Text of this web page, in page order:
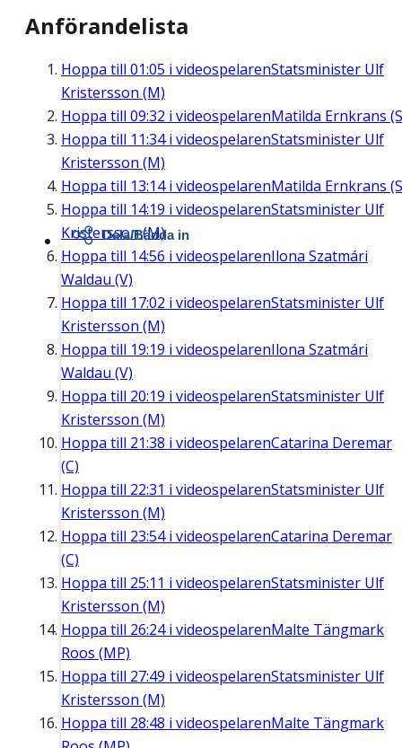
Anförandelista
Hoppa till 01:05 i videospelarenStatsminister Ulf
Kristersson (M)
Hoppa till 09:32 i videospelarenMatilda Ernkrans
Hoppa till 11:34i videospelarenStatsminister Ulf
Kristersson (M)
Hoppa till 13:14i videospelarenMatilda Ernkrans
Hoppa till 14:19 i videospelarenStatsminister Ulf
Kristersson (M)
Hoppa till 14:56 i videospelarenIlona Szatmári
Waldau (V)
Hoppa till 17:02 i videospelarenStatsminister Ulf
Kristersson (M)
Hoppa till 19:19 i videospelarenIlona Szatmári
Waldau (V)
Hoppa till 20:19 i videospelarenStatsminister Ulf
Kristersson (M)
Hoppa till 21:38 i videospelarenCatarina Deremar
(C)
Hoppa till 22:31 i videospelarenStatsminister Ulf
Kristersson (M)
Hoppa till 23:54i videospelarenCatarina Deremar
(C)
Hoppa till 25:11 i videospelarenStatsminister Ulf
Kristersson (M)
Hoppa till 26:24i videospelarenMalte Tängmark
Roos (MP)
Hoppa till 27:49 i videospelarenStatsminister Ulf
Kristersson (M)
Hoppa till 28:48 i videospelarenMalte Tängmark
Dela/Bädda in